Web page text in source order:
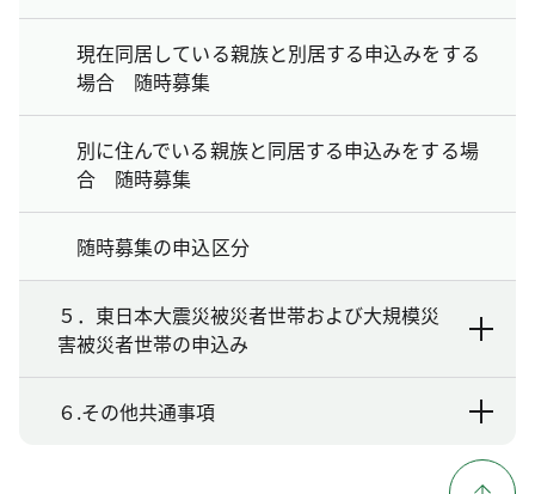
現在同居している親族と別居する申込みをする
場合 随時募集
別に住んでいる親族と同居する申込みをする場
合 随時募集
随時募集の申込区分
５．東日本大震災被災者世帯および大規模災
害被災者世帯の申込み
６.その他共通事項